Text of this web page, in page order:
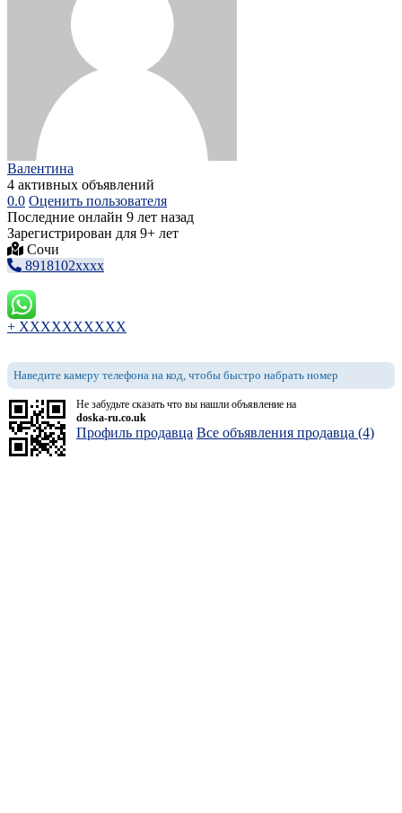
Валентина
4 активных объявлений
0.0 Оценить пользователя
Последние онлайн 9 лет назад
Зарегистрирован для 9+ лет
Сочи
8918102xxxx
+ XXXXXXXXXX
Наведите камеру телефона на код, чтобы быстро набрать номер
Не забудьте сказать что вы нашли объявление на
doska-ru.co.uk
Профиль продавца Все объявления продавца (4)